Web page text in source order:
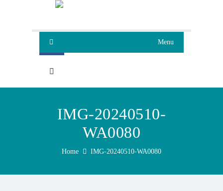
Menu
IMG-20240510-
WA0080
Home IMG-20240510-WA0080